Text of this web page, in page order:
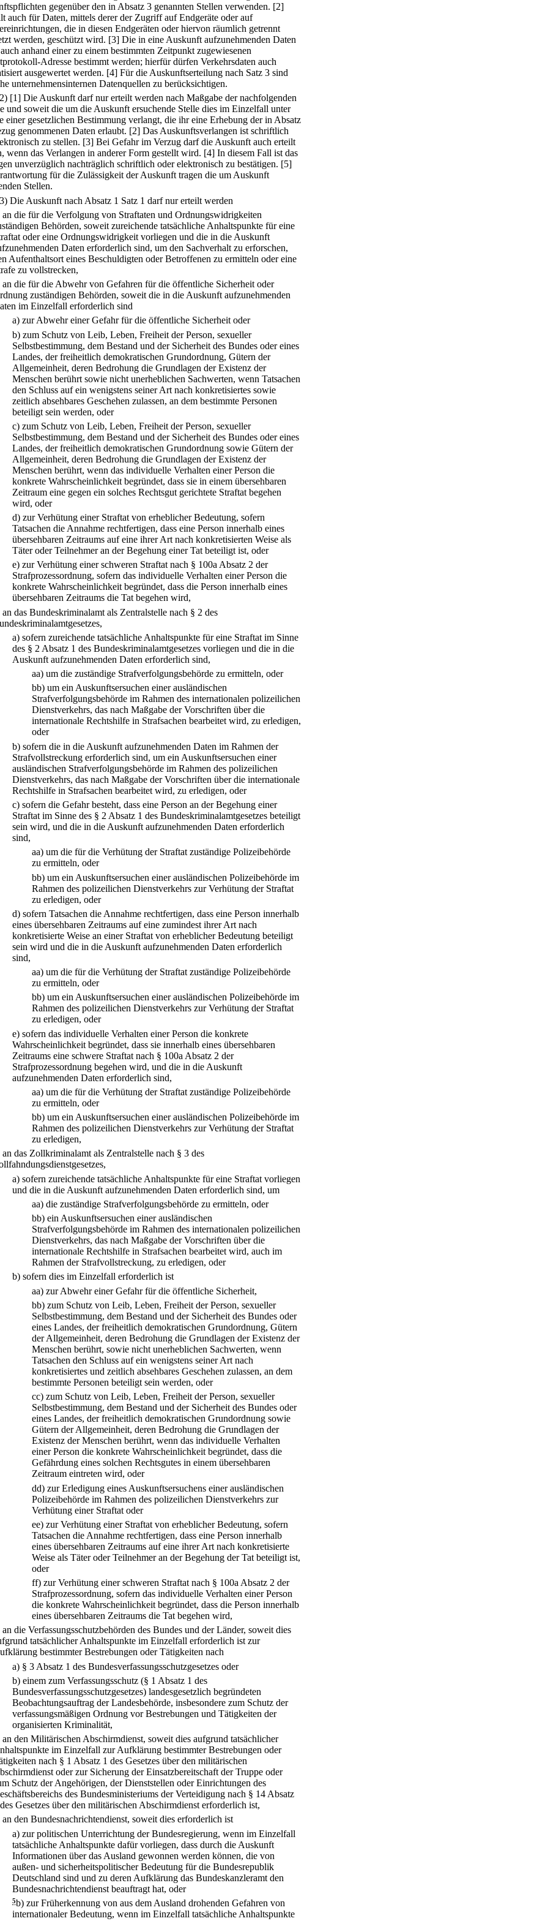
gegenüber den in Absatz 3 genannten Stellen verwenden. [2]
auch für Daten, mittels derer der Zugriff auf Endgeräte oder auf
die in diesen Endgeräten oder hiervon räumlich getrennt
werden, geschützt wird. [3] Die in eine Auskunft aufzunehmenden Daten
anhand einer zu einem bestimmten Zeitpunkt zugewiesenen
Adresse bestimmt werden; hierfür dürfen Verkehrsdaten auch
ausgewertet werden. [4] Für die Auskunftserteilung nach Satz 3 sind
unternehmensinternen Datenquellen zu berücksichtigen.
[1] Die Auskunft darf nur erteilt werden nach Maßgabe der nachfolgenden
und soweit die um die Auskunft ersuchende Stelle dies im Einzelfall unter
einer gesetzlichen Bestimmung verlangt, die ihr eine Erhebung der in Absatz
genommenen Daten erlaubt. [2] Das Auskunftsverlangen ist schriftlich
zu stellen. [3] Bei Gefahr im Verzug darf die Auskunft auch erteilt
wenn das Verlangen in anderer Form gestellt wird. [4] In diesem Fall ist das
unverzüglich nachträglich schriftlich oder elektronisch zu bestätigen. [5]
für die Zulässigkeit der Auskunft tragen die um Auskunft
Stellen.
Die Auskunft nach Absatz 1 Satz 1 darf nur erteilt werden
an die für die Verfolgung von Straftaten und Ordnungswidrigkeiten
Behörden, soweit zureichende tatsächliche Anhaltspunkte für eine
oder eine Ordnungswidrigkeit vorliegen und die in die Auskunft
Daten erforderlich sind, um den Sachverhalt zu erforschen,
Aufenthaltsort eines Beschuldigten oder Betroffenen zu ermitteln oder eine
zu vollstrecken,
an die für die Abwehr von Gefahren für die öffentliche Sicherheit oder
zuständigen Behörden, soweit die in die Auskunft aufzunehmenden
im Einzelfall erforderlich sind
a) zur Abwehr einer Gefahr für die öffentliche Sicherheit oder
b) zum Schutz von Leib, Leben, Freiheit der Person, sexueller
Selbstbestimmung, dem Bestand und der Sicherheit des Bundes oder eines
Landes, der freiheitlich demokratischen Grundordnung, Gütern der
Allgemeinheit, deren Bedrohung die Grundlagen der Existenz der
Menschen berührt sowie nicht unerheblichen Sachwerten, wenn Tatsachen
den Schluss auf ein wenigstens seiner Art nach konkretisiertes sowie
zeitlich absehbares Geschehen zulassen, an dem bestimmte Personen
beteiligt sein werden, oder
c) zum Schutz von Leib, Leben, Freiheit der Person, sexueller
Selbstbestimmung, dem Bestand und der Sicherheit des Bundes oder eines
Landes, der freiheitlich demokratischen Grundordnung sowie Gütern der
Allgemeinheit, deren Bedrohung die Grundlagen der Existenz der
Menschen berührt, wenn das individuelle Verhalten einer Person die
konkrete Wahrscheinlichkeit begründet, dass sie in einem übersehbaren
Zeitraum eine gegen ein solches Rechtsgut gerichtete Straftat begehen
wird, oder
d) zur Verhütung einer Straftat von erheblicher Bedeutung, sofern
Tatsachen die Annahme rechtfertigen, dass eine Person innerhalb eines
übersehbaren Zeitraums auf eine ihrer Art nach konkretisierten Weise als
Täter oder Teilnehmer an der Begehung einer Tat beteiligt ist, oder
e) zur Verhütung einer schweren Straftat nach § 100a Absatz 2 der
Strafprozessordnung, sofern das individuelle Verhalten einer Person die
konkrete Wahrscheinlichkeit begründet, dass die Person innerhalb eines
übersehbaren Zeitraums die Tat begehen wird,
an das Bundeskriminalamt als Zentralstelle nach § 2 des
a) sofern zureichende tatsächliche Anhaltspunkte für eine Straftat im Sinne
des § 2 Absatz 1 des Bundeskriminalamtgesetzes vorliegen und die in die
Auskunft aufzunehmenden Daten erforderlich sind,
aa) um die zuständige Strafverfolgungsbehörde zu ermitteln, oder
bb) um ein Auskunftsersuchen einer ausländischen
Strafverfolgungsbehörde im Rahmen des internationalen polizeilichen
Dienstverkehrs, das nach Maßgabe der Vorschriften über die
internationale Rechtshilfe in Strafsachen bearbeitet wird, zu erledigen,
oder
b) sofern die in die Auskunft aufzunehmenden Daten im Rahmen der
Strafvollstreckung erforderlich sind, um ein Auskunftsersuchen einer
ausländischen Strafverfolgungsbehörde im Rahmen des polizeilichen
Dienstverkehrs, das nach Maßgabe der Vorschriften über die internationale
Rechtshilfe in Strafsachen bearbeitet wird, zu erledigen, oder
c) sofern die Gefahr besteht, dass eine Person an der Begehung einer
Straftat im Sinne des § 2 Absatz 1 des Bundeskriminalamtgesetzes beteiligt
sein wird, und die in die Auskunft aufzunehmenden Daten erforderlich
sind,
aa) um die für die Verhütung der Straftat zuständige Polizeibehörde
zu ermitteln, oder
bb) um ein Auskunftsersuchen einer ausländischen Polizeibehörde im
Rahmen des polizeilichen Dienstverkehrs zur Verhütung der Straftat
zu erledigen, oder
d) sofern Tatsachen die Annahme rechtfertigen, dass eine Person innerhalb
eines übersehbaren Zeitraums auf eine zumindest ihrer Art nach
konkretisierte Weise an einer Straftat von erheblicher Bedeutung beteiligt
sein wird und die in die Auskunft aufzunehmenden Daten erforderlich
sind,
aa) um die für die Verhütung der Straftat zuständige Polizeibehörde
zu ermitteln, oder
bb) um ein Auskunftsersuchen einer ausländischen Polizeibehörde im
Rahmen des polizeilichen Dienstverkehrs zur Verhütung der Straftat
zu erledigen, oder
e) sofern das individuelle Verhalten einer Person die konkrete
Wahrscheinlichkeit begründet, dass sie innerhalb eines übersehbaren
Zeitraums eine schwere Straftat nach § 100a Absatz 2 der
Strafprozessordnung begehen wird, und die in die Auskunft
aufzunehmenden Daten erforderlich sind,
aa) um die für die Verhütung der Straftat zuständige Polizeibehörde
zu ermitteln, oder
bb) um ein Auskunftsersuchen einer ausländischen Polizeibehörde im
Rahmen des polizeilichen Dienstverkehrs zur Verhütung der Straftat
zu erledigen,
an das Zollkriminalamt als Zentralstelle nach § 3 des
a) sofern zureichende tatsächliche Anhaltspunkte für eine Straftat vorliegen
und die in die Auskunft aufzunehmenden Daten erforderlich sind, um
aa) die zuständige Strafverfolgungsbehörde zu ermitteln, oder
bb) ein Auskunftsersuchen einer ausländischen
Strafverfolgungsbehörde im Rahmen des internationalen polizeilichen
Dienstverkehrs, das nach Maßgabe der Vorschriften über die
internationale Rechtshilfe in Strafsachen bearbeitet wird, auch im
Rahmen der Strafvollstreckung, zu erledigen, oder
b) sofern dies im Einzelfall erforderlich ist
aa) zur Abwehr einer Gefahr für die öffentliche Sicherheit,
bb) zum Schutz von Leib, Leben, Freiheit der Person, sexueller
Selbstbestimmung, dem Bestand und der Sicherheit des Bundes oder
eines Landes, der freiheitlich demokratischen Grundordnung, Gütern
der Allgemeinheit, deren Bedrohung die Grundlagen der Existenz der
Menschen berührt, sowie nicht unerheblichen Sachwerten, wenn
Tatsachen den Schluss auf ein wenigstens seiner Art nach
konkretisiertes und zeitlich absehbares Geschehen zulassen, an dem
bestimmte Personen beteiligt sein werden, oder
cc) zum Schutz von Leib, Leben, Freiheit der Person, sexueller
Selbstbestimmung, dem Bestand und der Sicherheit des Bundes oder
eines Landes, der freiheitlich demokratischen Grundordnung sowie
Gütern der Allgemeinheit, deren Bedrohung die Grundlagen der
Existenz der Menschen berührt, wenn das individuelle Verhalten
einer Person die konkrete Wahrscheinlichkeit begründet, dass die
Gefährdung eines solchen Rechtsgutes in einem übersehbaren
Zeitraum eintreten wird, oder
dd) zur Erledigung eines Auskunftsersuchens einer ausländischen
Polizeibehörde im Rahmen des polizeilichen Dienstverkehrs zur
Verhütung einer Straftat oder
ee) zur Verhütung einer Straftat von erheblicher Bedeutung, sofern
Tatsachen die Annahme rechtfertigen, dass eine Person innerhalb
eines übersehbaren Zeitraums auf eine ihrer Art nach konkretisierte
Weise als Täter oder Teilnehmer an der Begehung der Tat beteiligt ist,
oder
ff) zur Verhütung einer schweren Straftat nach § 100a Absatz 2 der
Strafprozessordnung, sofern das individuelle Verhalten einer Person
die konkrete Wahrscheinlichkeit begründet, dass die Person innerhalb
eines übersehbaren Zeitraums die Tat begehen wird,
an die Verfassungsschutzbehörden des Bundes und der Länder, soweit dies
tatsächlicher Anhaltspunkte im Einzelfall erforderlich ist zur
bestimmter Bestrebungen oder Tätigkeiten nach
a) § 3 Absatz 1 des Bundesverfassungsschutzgesetzes oder
b) einem zum Verfassungsschutz (§ 1 Absatz 1 des
Bundesverfassungsschutzgesetzes) landesgesetzlich begründeten
Beobachtungsauftrag der Landesbehörde, insbesondere zum Schutz der
verfassungsmäßigen Ordnung vor Bestrebungen und Tätigkeiten der
organisierten Kriminalität,
an den Militärischen Abschirmdienst, soweit dies aufgrund tatsächlicher
im Einzelfall zur Aufklärung bestimmter Bestrebungen oder
nach § 1 Absatz 1 des Gesetzes über den militärischen
oder zur Sicherung der Einsatzbereitschaft der Truppe oder
Schutz der Angehörigen, der Dienststellen oder Einrichtungen des
des Bundesministeriums der Verteidigung nach § 14 Absatz
Gesetzes über den militärischen Abschirmdienst erforderlich ist,
an den Bundesnachrichtendienst, soweit dies erforderlich ist
a) zur politischen Unterrichtung der Bundesregierung, wenn im Einzelfall
tatsächliche Anhaltspunkte dafür vorliegen, dass durch die Auskunft
Informationen über das Ausland gewonnen werden können, die von
außen- und sicherheitspolitischer Bedeutung für die Bundesrepublik
Deutschland sind und zu deren Aufklärung das Bundeskanzleramt den
Bundesnachrichtendienst beauftragt hat, oder
5b) zur Früherkennung von aus dem Ausland drohenden Gefahren von
internationaler Bedeutung, wenn im Einzelfall tatsächliche Anhaltspunkte